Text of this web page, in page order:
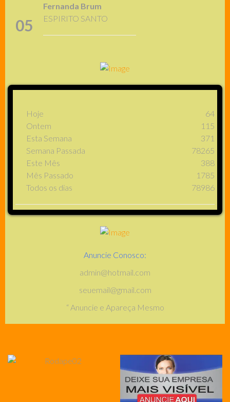
05
Fernanda Brum
ESPIRITO SANTO
Hoje
Ontem
Esta Semana
Semana Passada
Este Mês
Mês Passado
Todos os dias
64
115
371
78265
388
1785
78986
Anuncie Conosco:
admin@hotmail.com
seuemail@gmail.com
“ Anuncie e Apareça Mesmo